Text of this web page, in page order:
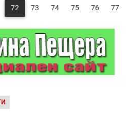
72 73 74 75 76 77